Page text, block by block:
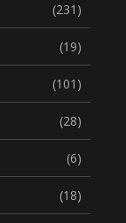
(231)
(19)
(101)
(28)
(6)
(18)